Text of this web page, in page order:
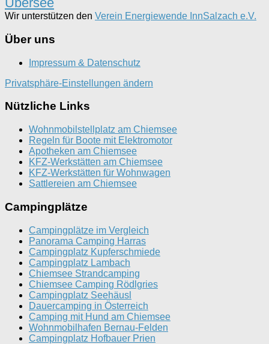
Wir unterstützen den Verein Energiewende InnSalzach e.V.
Über uns
Impressum & Datenschutz
Privatsphäre-Einstellungen ändern
Nützliche Links
Wohnmobilstellplatz am Chiemsee
Regeln für Boote mit Elektromotor
Apotheken am Chiemsee
KFZ-Werkstätten am Chiemsee
KFZ-Werkstätten für Wohnwagen
Sattlereien am Chiemsee
Campingplätze
Campingplätze im Vergleich
Panorama Camping Harras
Campingplatz Kupferschmiede
Campingplatz Lambach
Chiemsee Strandcamping
Chiemsee Camping Rödlgries
Campingplatz Seehäusl
Dauercamping in Österreich
Camping mit Hund am Chiemsee
Wohnmobilhafen Bernau-Felden
Campingplatz Hofbauer Prien